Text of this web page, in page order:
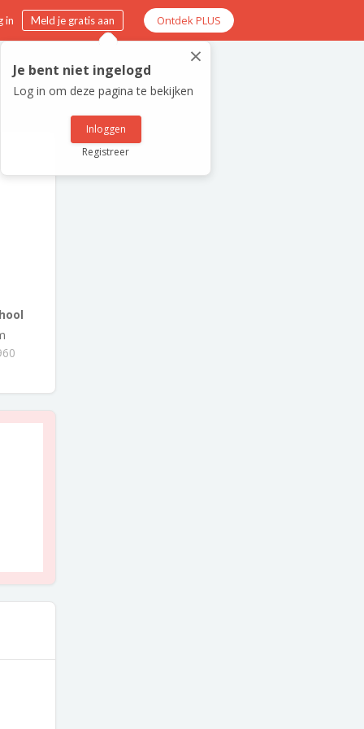
in Meld je gratis aan Ontdek PLUS
×
Je bent niet ingelogd
Log in om deze pagina te bekijken
Inloggen
Registreer